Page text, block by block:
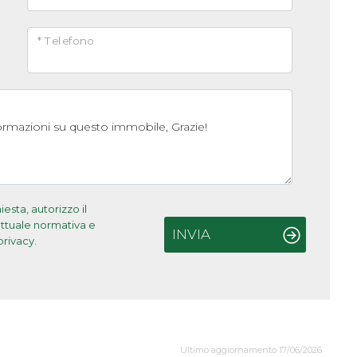
* Telefono
autorizzo il
normativa e
INVIA
Ultimo aggiornamento 17/06/2026